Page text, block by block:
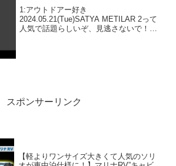
1:アウトドアー好き
2024.05.21(Tue)SATYA METILAR 2って
人気で話題らしいぞ、見逃さないで！！
スポンサーリンク
【軽よりワンサイズ大きくて人気のソリ